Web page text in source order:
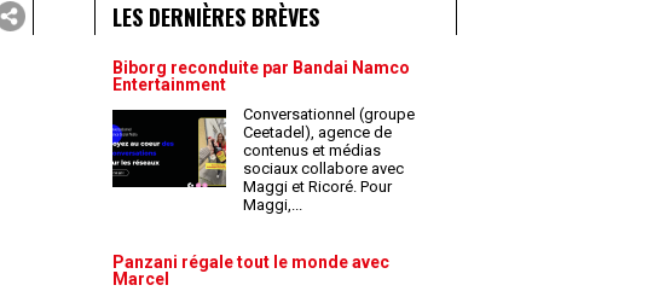
LES DERNIÈRES BRÈVES
Biborg reconduite par Bandai Namco
Entertainment
Conversationnel (groupe
Ceetadel), agence de
contenus et médias
sociaux collabore avec
Maggi et Ricoré. Pour
Maggi,...
Panzani régale tout le monde avec
Marcel